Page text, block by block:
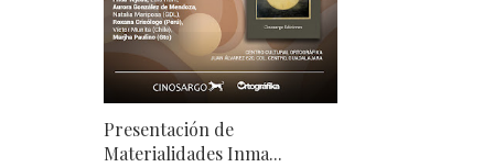
Presentación de
Materialidades Inma...